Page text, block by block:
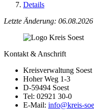
Details
Letzte Änderung: 06.08.2026
Kontakt & Anschrift
Kreisverwaltung Soest
Hoher Weg 1-3
D-59494 Soest
Tel: 02921 30-0
E-Mail: info@​kreis-